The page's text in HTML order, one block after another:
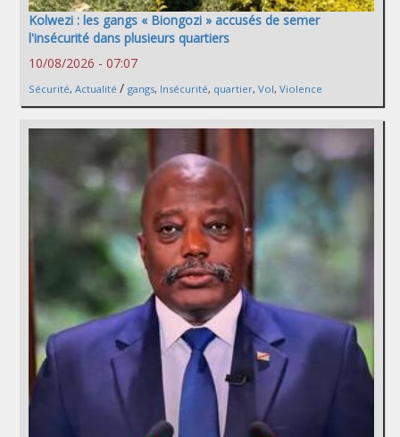
Kolwezi : les gangs « Biongozi » accusés de semer
l'insécurité dans plusieurs quartiers
10/08/2026 - 07:07
Sécurité, Actualité / gangs, Insécurité, quartier, Vol, Violence